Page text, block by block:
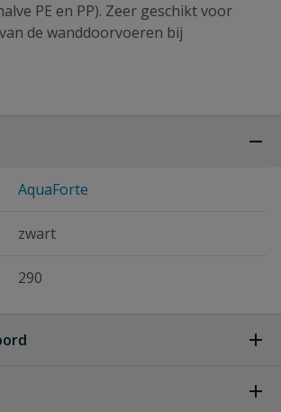
PE en PP). Zeer geschikt voor
de wanddoorvoeren bij
AquaForte
zwart
290